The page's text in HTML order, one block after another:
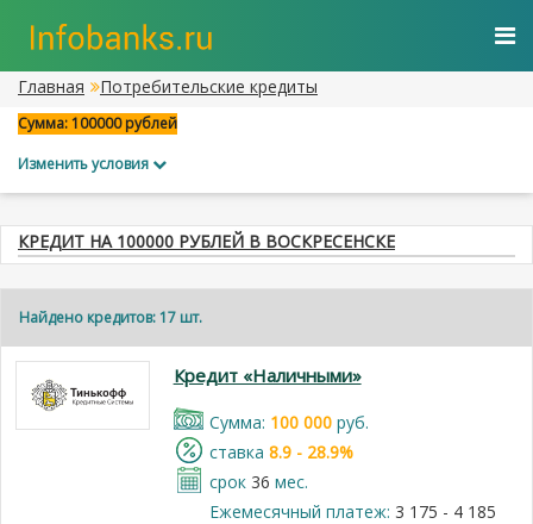
Главная Потребительские кредиты
КРЕДИТ НА 100000 РУБЛЕЙ В ВОСКРЕСЕНСКЕ
Сумма: 100000 рублей
Изменить условия
Найдено кредитов: 17 шт.
Кредит «Наличными»
Cумма: 100 000руб.
cтавка 8.9 - 28.9%
срок 36 мес.
Ежемесячный платеж: 3 175 - 4 185